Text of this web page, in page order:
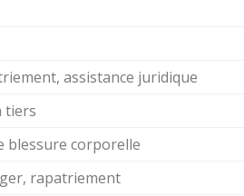
assistance juridique
tiers
blessure corporelle
rapatriement